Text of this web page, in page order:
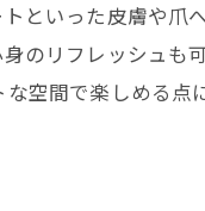
といった皮膚や爪
のリフレッシュも
空間で楽しめる点